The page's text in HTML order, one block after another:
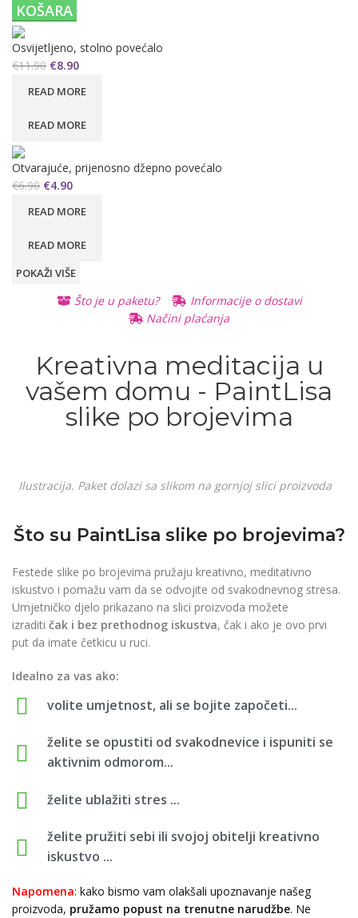
KOŠARA
Osvijetljeno, stolno povećalo
€11.90 €8.90
READ MORE
READ MORE
Otvarajuće, prijenosno džepno povećalo
€6.90 €4.90
READ MORE
READ MORE
POKAŽI VIŠE
Što je u paketu?
Informacije o dostavi
Načini plaćanja
Kreativna meditacija u
vašem domu - PaintLisa
slike po brojevima
Ilustracija. Paket dolazi sa slikom na gornjoj slici proizvoda
Što su PaintLisa slike po brojevima?
Festede slike po brojevima pružaju kreativno, meditativno
iskustvo i pomažu vam da se odvojite od svakodnevnog stresa.
Umjetničko djelo prikazano na slici proizvoda možete
izraditi čak i bez prethodnog iskustva, čak i ako je ovo prvi
put da imate četkicu u ruci.
Idealno za vas ako:
volite umjetnost, ali se bojite započeti...
želite se opustiti od svakodnevice i ispuniti se
aktivnim odmorom...
želite ublažiti stres ...
želite pružiti sebi ili svojoj obitelji kreativno
iskustvo ...
Napomena: kako bismo vam olakšali upoznavanje našeg
proizvoda, pružamo popust na trenutne narudžbe. Ne